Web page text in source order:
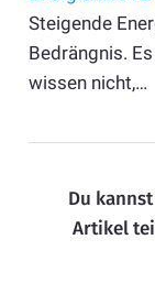
Steigende
Bedrängnis.
wissen nicht,…
Du
Artikel